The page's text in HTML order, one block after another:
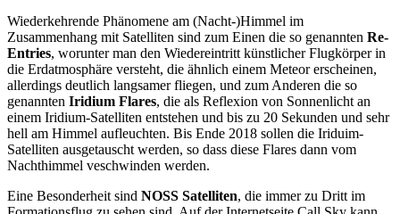
Wiederkehrende Phänomene am (Nacht-)Himmel im
Zusammenhang mit Satelliten sind zum Einen die so genannten Re-
Entries, worunter man den Wiedereintritt künstlicher Flugkörper in
die Erdatmosphäre versteht, die ähnlich einem Meteor erscheinen,
allerdings deutlich langsamer fliegen, und zum Anderen die so
genannten Iridium Flares, die als Reflexion von Sonnenlicht an
einem Iridium-Satelliten entstehen und bis zu 20 Sekunden und sehr
hell am Himmel aufleuchten. Bis Ende 2018 sollen die Iriduim-
Satelliten ausgetauscht werden, so dass diese Flares dann vom
Nachthimmel veschwinden werden.
Eine Besonderheit sind NOSS Satelliten, die immer zu Dritt im